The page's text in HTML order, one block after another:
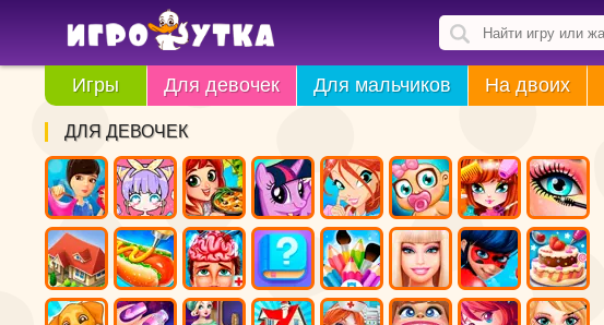
Игры Для девочек Для мальчиков На двоих
ДЛЯ ДЕВОЧЕК